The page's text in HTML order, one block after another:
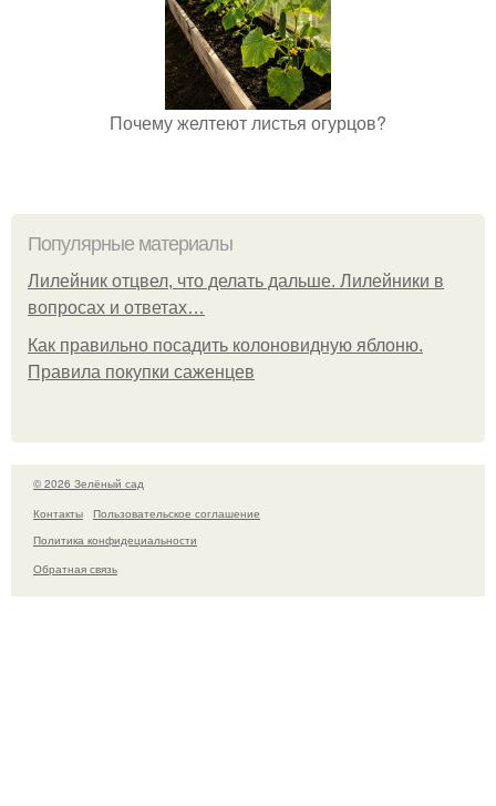
Почему желтеют листья огурцов?
Популярные материалы
Лилейник отцвел, что делать дальше. Лилейники в
вопросах и ответах…
Как правильно посадить колоновидную яблоню.
Правила покупки саженцев
© 2026 Зелёный сад
Контакты
Пользовательское соглашение
Политика конфидециальности
Обратная связь